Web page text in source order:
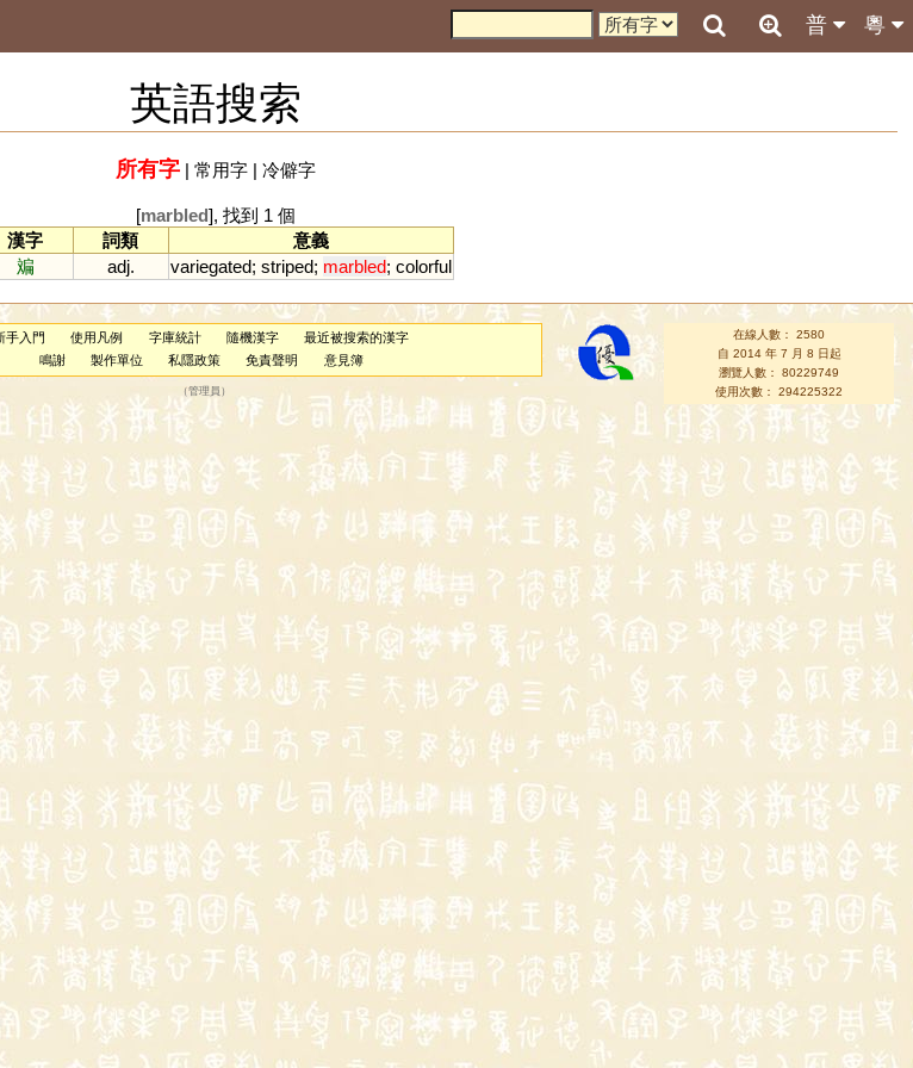
粵
普
英語搜索
所有字| 常用字| 冷僻字
[marbled], 找到 1 個
漢字
詞類
意義
斒
adj. variegated; striped; marbled; colorful
手入門 使用凡例 字庫統計 隨機漢字
最近被搜索的漢字
鳴謝
製作單位 私隱政策 免責聲明 意見簿
（管理員 ）
在線人數： 2580
自 2014 年 7 月 8 日起
瀏覽人數： 80229749
使用次數： 294225322